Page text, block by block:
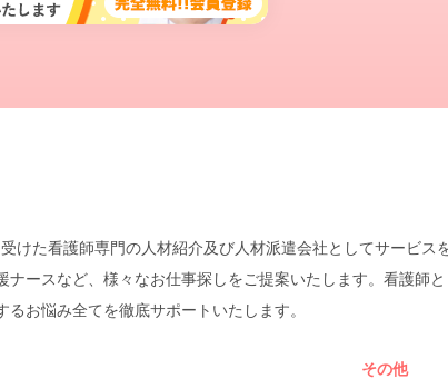
けた看護師専門の人材紹介及び人材派遣会社としてサービス
ースなど、様々なお仕事探しをご提案いたします。看護師
お悩み全てを徹底サポートいたします。
その他